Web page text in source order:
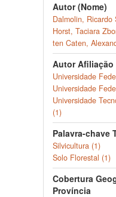
Autor (Nome)
Dalmolin, Ricardo
Horst, Taciara
ten Caten,
Autor Afiliação
Universidade
Universidade
Universidade
(1)
Palavra-chave
Silvicultura (1)
Solo Florestal (1)
Cobertura
Província